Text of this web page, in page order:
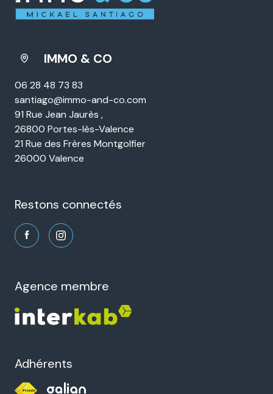
IMMO & CO
06 28 48 73 83
santiago@immo-and-co.com
91 Rue Jean Jaurès ,
26800 Portes-lès-Valence
21 Rue des Frères Montgolfier
26000 Valence
restons connectés
agence membre
Adhérents